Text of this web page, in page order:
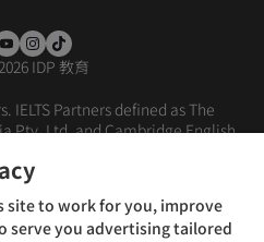
IDP 教育
IELTS Partners defined as The
Pty. Ltd. and Cambridge English
免責聲明
site to work for you, improve
serve you advertising tailored